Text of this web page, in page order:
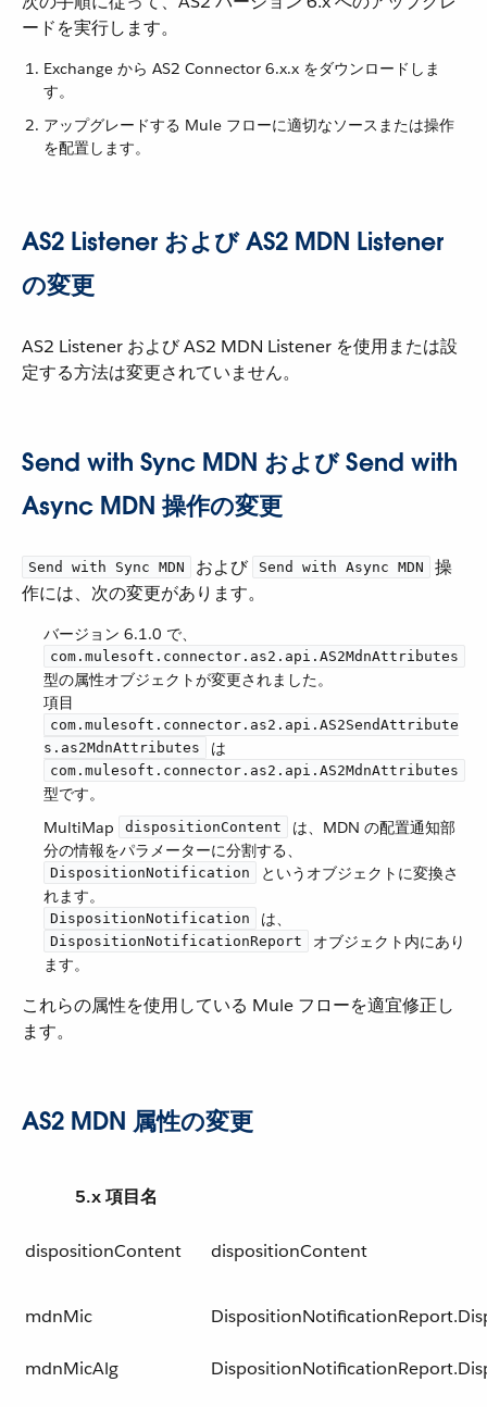
ードを実行します。
Exchange から AS2 Connector 6.x.x をダウンロードしま
す。
アップグレードする Mule フローに適切なソースまたは操作
を配置します。
AS2 Listener および AS2 MDN Listener
の変更
AS2 Listener および AS2 MDN Listener を使用または設
定する方法は変更されていません。
Send with Sync MDN および Send with
Async MDN 操作の変更
Send with Sync MDN ​ および ​ Send with Async MDN
​ 操
作には、次の変更があります。
バージョン 6.1.0 で、​
com.mulesoft.connector.as2.api.AS2MdnAttributes
型の属性オブジェクトが変更されました。
項目 ​
com.mulesoft.connector.as2.api.AS2SendAttribute
s.as2MdnAttributes
​ は ​
com.mulesoft.connector.as2.api.AS2MdnAttributes
型です。
MultiMap ​
dispositionContent
​ は、MDN の配置通知部
分の情報をパラメーターに分割する、​
DispositionNotification
​ というオブジェクトに変換さ
れます。
DispositionNotification ​ は、​
DispositionNotificationReport
​ オブジェクト内にあり
ます。
これらの属性を使用している Mule フローを適宜修正し
ます。
AS2 MDN 属性の変更
5.x 項目名
dispositionContent dispositionContent
mdnMic
mdnMicAlg